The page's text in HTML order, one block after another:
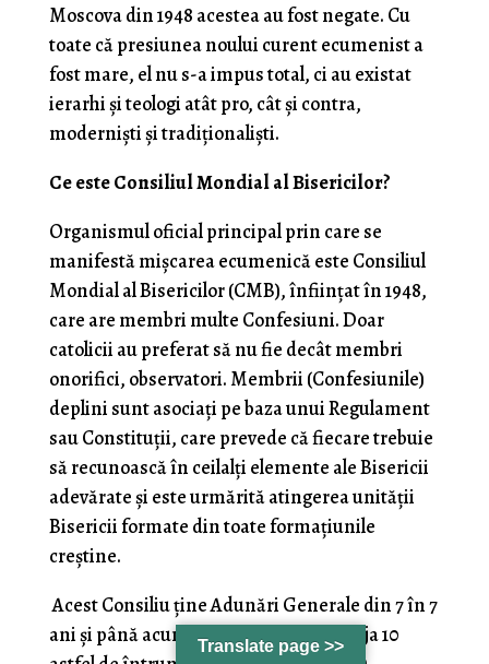
Moscova din 1948 acestea au fost negate. Cu
toate că presiunea noului curent ecumenist a
fost mare, el nu s-a impus total, ci au existat
ierarhi și teologi atât pro, cât și contra,
moderniști și tradiționaliști.
Ce este Consiliul Mondial al Bisericilor?
Organismul oficial principal prin care se
manifestă mișcarea ecumenică este Consiliul
Mondial al Bisericilor (CMB), înființat în 1948,
care are membri multe Confesiuni. Doar
catolicii au preferat să nu fie decât membri
onorifici, observatori. Membrii (Confesiunile)
deplini sunt asociați pe baza unui Regulament
sau Constituții, care prevede că fiecare trebuie
să recunoască în ceilalți elemente ale Bisericii
adevărate și este urmărită atingerea unității
Bisericii formate din toate formațiunile
creștine.
Acest Consiliu ține Adunări Generale din 7 în 7
ani și până acum au fost organizate deja 10
Translate page >>